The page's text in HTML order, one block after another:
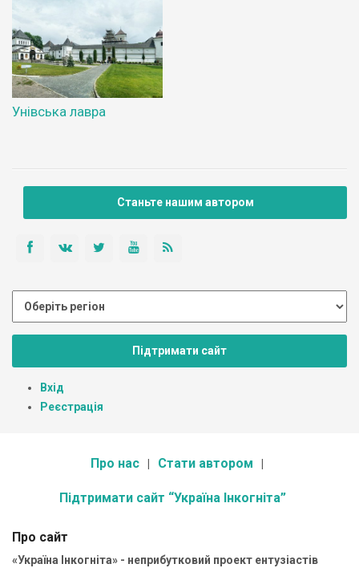
Унівська лавра
Станьте нашим автором
Підтримати сайт
Вхід
Реєстрація
Про нас Стати автором
Підтримати сайт “Україна Інкогніта”
Про сайт
«Україна Інкогніта» - неприбутковий проект ентузіастів